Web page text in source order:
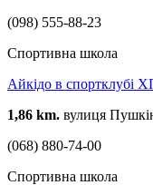
(098) 555-88-23
Спортивна школа
Айкідо в спортклубі
1,86 km. вулиця
(068) 880-74-00
Спортивна школа